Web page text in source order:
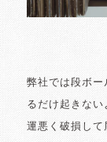
弊社では段ボー
るだけ起きな
運悪く破損して